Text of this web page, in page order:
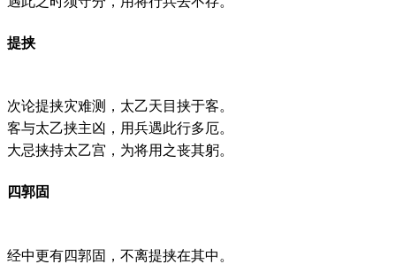
提挟
次论提挟灾难测，太乙天目挟于客。
客与太乙挟主凶，用兵遇此行多厄。
大忌挟持太乙宫，为将用之丧其躬。
四郭固
经中更有四郭固，不离提挟在其中。